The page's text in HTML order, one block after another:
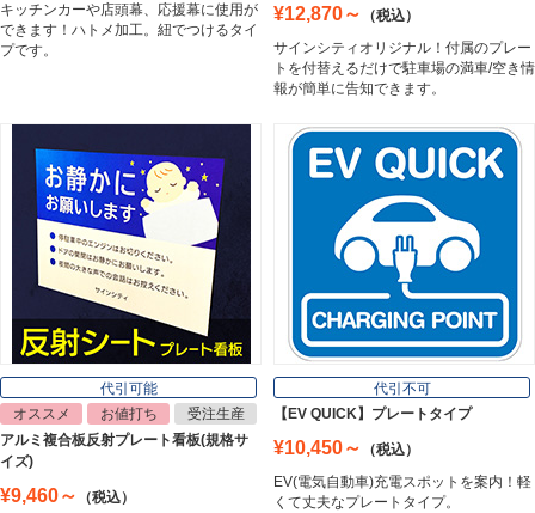
Magnet Sheet
インクジェットメディア
Inkjet Media
看板照明
Lighting Equipment
トラスコ中山
Trusco Nakayama
キッチンカーや店頭幕、応援幕に使用が
できます！ハトメ加工。紐でつけるタイ
プです。
¥12,870～
（税込）
サインシティオリジナル！付属のプレー
トを付替えるだけで駐車場の満車/空き情
報が簡単に告知できます。
代引可能
オススメ
お値打ち
受注生産
アルミ複合板反射プレート看板(規格サ
イズ)
¥9,460～
（税込）
代引不可
【EV QUICK】プレートタイプ
¥10,450～
（税込）
EV(電気自動車)充電スポットを案内！軽
くて丈夫なプレートタイプ。